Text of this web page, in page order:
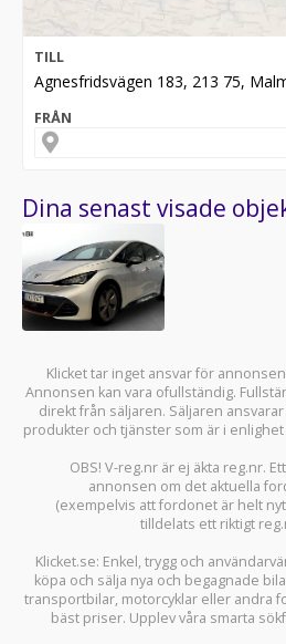
TILL
Agnesfridsvägen 183, 213 75,
FRÅN
Dina senast visade
Klicket tar inget ansvar för
Annonsen kan vara ofullständig.
direkt från säljaren. Säljaren
produkter och tjänster som är i
OBS! V-reg.nr är ej äkta reg.nr.
annonsen om det aktuella
(exempelvis att fordonet är helt
tilldelats ett riktigt
Klicket.se: Enkel, trygg och
köpa och sälja nya och begagnade
transportbilar, motorcyklar eller andra
bäst priser. Upplev våra smarta